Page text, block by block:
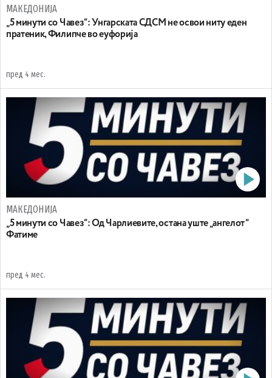
МАКЕДОНИЈА
„5 минути со Чавез“: Унгарската СДСМ не освои ниту еден
пратеник, Филипче во еуфорија
пред 4 мес.
МАКЕДОНИЈА
„5 минути со Чавез“: Од Чарлиевите, остана уште „ангелот“
Фатиме
пред 4 мес.